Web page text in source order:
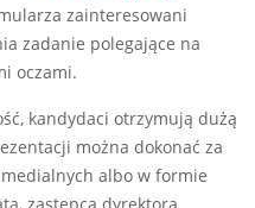
zainteresowani
zadanie polegające na
oczami.
kandydaci otrzymują dużą
można dokonać za
albo w formie